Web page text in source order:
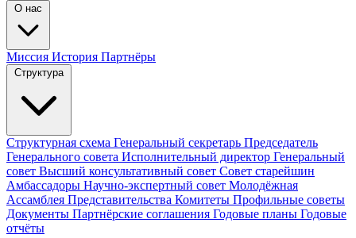
О нас
Миссия История Партнёры
Структура
Структурная схема Генеральный секретарь Председатель
Генерального совета Исполнительный директор Генеральный
совет Высший консультативный совет Совет старейшин
Амбассадоры Научно-экспертный совет Молодёжная
Ассамблея Представительства Комитеты Профильные советы
Документы Партнёрские соглашения Годовые планы Годовые
отчёты